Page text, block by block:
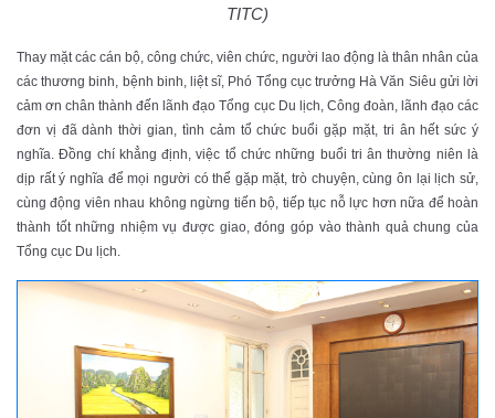
TITC)
Thay mặt các cán bộ, công chức, viên chức, người lao động là thân nhân của
các thương binh, bệnh binh, liệt sĩ, Phó Tổng cục trưởng Hà Văn Siêu gửi lời
cảm ơn chân thành đến lãnh đạo Tổng cục Du lịch, Công đoàn, lãnh đạo các
đơn vị đã dành thời gian, tình cảm tổ chức buổi gặp mặt, tri ân hết sức ý
nghĩa. Đồng chí khẳng định, việc tổ chức những buổi tri ân thường niên là
dịp rất ý nghĩa để mọi người có thể gặp mặt, trò chuyện, cùng ôn lại lịch sử,
cùng động viên nhau không ngừng tiến bộ, tiếp tục nỗ lực hơn nữa để hoàn
thành tốt những nhiệm vụ được giao, đóng góp vào thành quả chung của
Tổng cục Du lịch.